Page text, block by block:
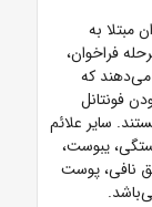
مبتلا به
فراخوان،
می‌دهند که
فونتانل
سایر علائم
یبوست،
نافی، پوست